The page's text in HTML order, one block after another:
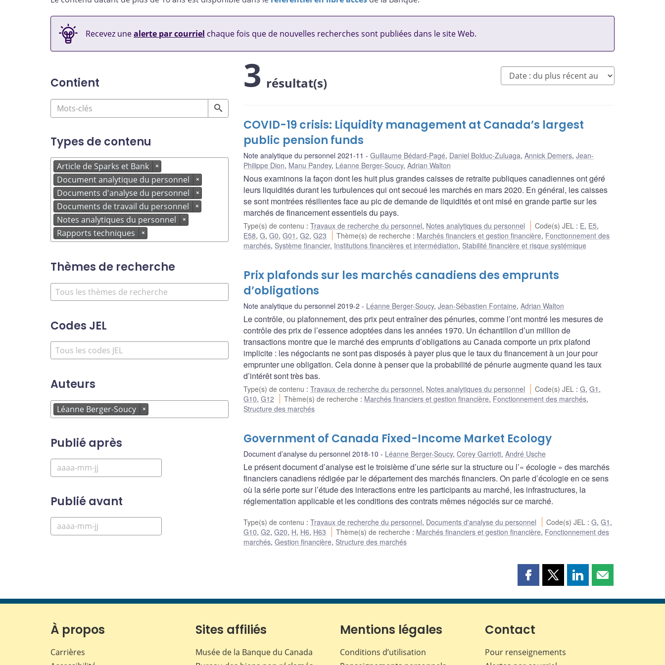
Recevez unealerte par courriel chaque fois que de nouvelles recherches sont publiées dans le site Web.
Contient
Types de contenu
Article de Sparks et Bank ×
Document analytique du personnel ×
Documents d'analyse du personnel ×
Documents de travail du personnel ×
Notes analytiques du personnel ×
Rapports techniques ×
Thèmes de recherche
Codes JEL
Auteurs
Léanne Berger-Soucy ×
Publié après
Publié avant
3 résultat(s)
COVID-19 crisis: Liquidity management at Canada’s largest
public pension funds
Note analytique du personnel 2021-11 Guillaume Bédard-Pagé, Daniel Bolduc-Zuluaga, Annick Demers, Jean-
Philippe Dion, Manu Pandey, Léanne Berger-Soucy, Adrian Walton
Nous examinons la façon dont les huit plus grandes caisses de retraite publiques canadiennes ont géré
leurs liquidités durant les turbulences qui ont secoué les marchés en mars 2020. En général, les caisses
se sont montrées résilientes face au pic de demande de liquidités et ont misé en grande partie sur les
marchés de financement essentiels du pays.
Type(s) de contenu : Travaux de recherche du personnel, Notes analytiques du personnel Code(s) JEL : E, E5,
E58, G, G0, G01 , G2, G23 Thème(s) de recherche : Marchés financiers et gestion financière, Fonctionnement des
marchés, Système financier, Institutions financières et intermédiation, Stabilité financière et risque systémique
Prix plafonds sur les marchés canadiens des emprunts
d’obligations
Note analytique du personnel 2019-2 Léanne Berger-Soucy, Jean-Sébastien Fontaine, Adrian Walton
Le contrôle, ou plafonnement, des prix peut entraîner des pénuries, comme l’ont montré les mesures de
contrôle des prix de l’essence adoptées dans les années 1970. Un échantillon d’un million de
transactions montre que le marché des emprunts d’obligations au Canada comporte un prix plafond
implicite : les négociants ne sont pas disposés à payer plus que le taux du financement à un jour pour
emprunter une obligation. Cela donne à penser que la probabilité de pénurie augmente quand les taux
d’intérêt sont très bas.
Type(s) de contenu : Travaux de recherche du personnel, Notes analytiques du personnel Code(s) JEL :G,G1 ,
G10, G12 Thème(s) de recherche : Marchés financiers et gestion financière, Fonctionnement des marchés,
Structure des marchés
Government of Canada Fixed-Income Market Ecology
Document d’analyse du personnel 2018-10 Léanne Berger-Soucy, Corey Garriott, André Usche
Le présent document d’analyse est le troisième d’une série sur la structure ou l’« écologie » des marchés
financiers canadiens rédigée par le département des marchés financiers. On parle d’écologie en ce sens
où la série porte sur l’étude des interactions entre les participants au marché, les infrastructures, la
réglementation applicable et les conditions des contrats mêmes négociés sur ce marché.
Type(s) de contenu : Travaux de recherche du personnel, Documents d'analyse du personnel Code(s) JEL :G,G1 ,
G10, G2, G20, H, H6, H63 Thème(s) de recherche : Marchés financiers et gestion financière, Fonctionnement des
marchés, Gestion financière, Structure des marchés
Partager
page
Facebook
Partager
page
Partager
page
Partager
page
À propos
Carrières
Sites affiliés
Musée de la Banque du Canada
Mentions légales
Conditions d’utilisation
Contact
Pour renseignements